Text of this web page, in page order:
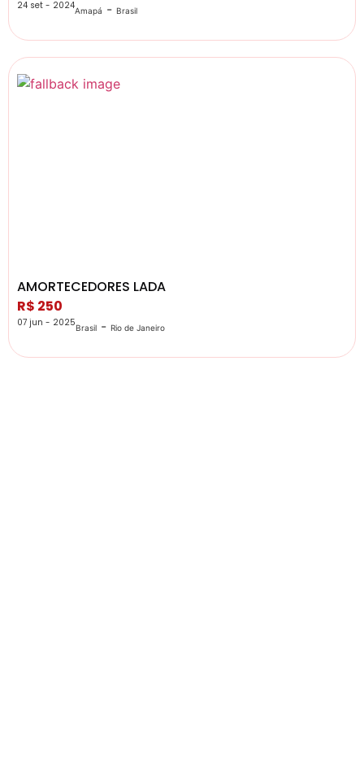
24 set - 2024Amapá - Brasil
AMORTECEDORES LADA
R$ 250
07 jun - 2025Brasil - Rio de Janeiro